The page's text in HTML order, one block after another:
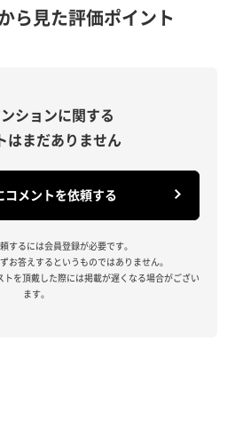
ら見た評価ポイント
ションに関する
はまだありません
コメントを依頼する
するには会員登録が必要です。
お答えするというものではありません。
を頂戴した際には掲載が遅くなる場合がござい
ます。